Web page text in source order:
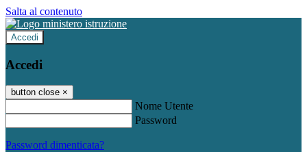
Salta al contenuto
Accedi
Accedi
button close ×
Nome Utente
Password
Password dimenticata?